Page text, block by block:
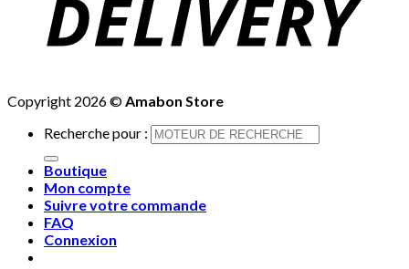
Copyright 2026 ©Amabon Store
Recherche pour :
Boutique
Mon compte
Suivre votre commande
FAQ
Connexion